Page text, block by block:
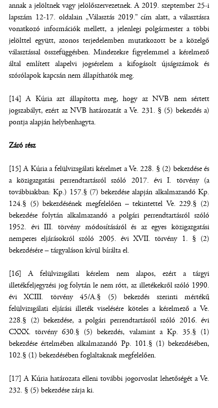
annak a jelöltnek vagy jelölőszervezetnek. A 2019. szeptember 25-i
lapszám 12-17. oldalain „Választás 2019.” cím alatt, a választásra
vonatkozó információk mellett, a jelenlegi polgármester a többi
jelölttel együtt, azonos terjedelemben mutatkozott be a közelgő
választással összefüggésben. Mindezekre figyelemmel a kérelmező
által említett alapelvi jogsérelem a kifogásolt újságszámok és
szórólapok kapcsán nem állapíthatók meg.
[14] A Kúria azt állapította meg, hogy az NVB nem sértett
jogszabályt, ezért az NVB határozatát a Ve. 231. § (5) bekezdés a)
pontja alapján helybenhagyta.
Záró rész
[15] A Kúria a felülvizsgálati kérelmet a Ve. 228. § (2) bekezdése és
a közigazgatási perrendtartásról szóló 2017. évi I. törvény (a
továbbiakban: Kp.) 157.§ (7) bekezdése alapján alkalmazandó Kp.
124.§ (5) bekezdésének megfelelően – tekintettel Ve. 229.§ (2)
bekezdése folytán alkalmazandó a polgári perrendtartásról szóló
1952. évi III. törvény módosításáról és az egyes közigazgatási
nemperes eljárásokról szóló 2005. évi XVII. törvény 1. § (2)
bekezdésére – tárgyaláson kívül bírálta el.
[16] A felülvizsgálati kérelem nem alapos, ezért a tárgyi
illetékfeljegyzési jog folytán le nem rótt, az illetékekről szóló 1990.
évi XCIII. törvény 45/A.§ (5) bekezdés szerinti mértékű
felülvizsgálati eljárási illeték viselésére köteles a kérelmező a Ve.
228.§ (2) bekezdése, a polgári perrendtartásról szóló 2016. évi
CXXX. törvény 630.§ (5) bekezdés, valamint a Kp. 35.§ (1)
bekezdése értelmében alkalmazandó Pp. 101.§ (1) bekezdésében,
102.§ (1) bekezdésében foglaltaknak megfelelően.
[17] A Kúria határozata elleni további jogorvoslat lehetőségét a Ve.
232. § (5) bekezdése zárja ki.